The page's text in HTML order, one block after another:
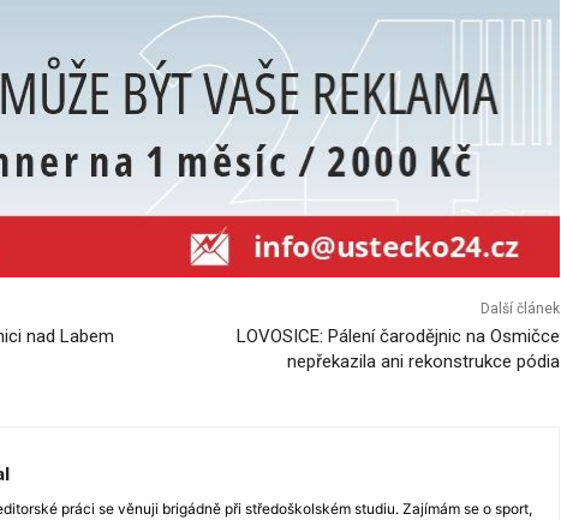
nad Labem
Další článek
LOVOSICE: Pálení čarodějnic na Osmičce
nepřekazila ani rekonstrukce pódia
práci se věnuji brigádně při středoškolském studiu. Zajímám se o sport,